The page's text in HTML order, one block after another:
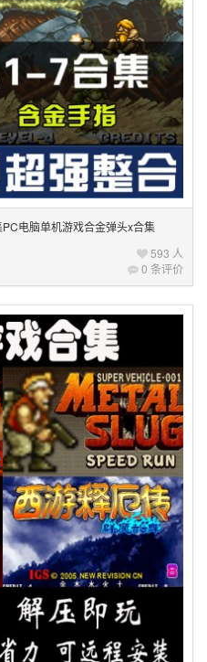
电脑单机游戏合金弹头x合集
593 人
0 条评价